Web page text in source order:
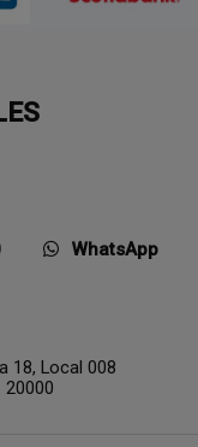
WhatsApp
18, Local 008
20000